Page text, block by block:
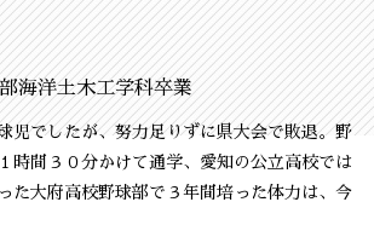
海洋土木工学科卒業
児でしたが、努力足りずに県大会で敗退。野
時間３０分かけて通学、愛知の公立高校では
た大府高校野球部で３年間培った体力は、今